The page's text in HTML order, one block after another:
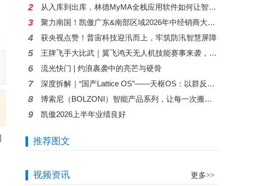
2 从入库到出库，林德MyMA全栈应用软件如何让智能工厂“自己运转起来”
3 聚力南国！凯傲广东&南部区域2026年中经销商大会燃动羊城
4 获央视点赞！普宙科技迎汛而上，牢筑防汛智慧屏障
5 王牌飞手大比武｜翼飞鸿天无人机技能赛事来袭，现金大奖等你来拿
6 流光快门 | 灼浪裹袭中的亮芒与硬骨
7 深度拆解｜“国产Lattice OS”——天枢OS：以群反群，构建中国自主低空反无人机蜂群作战体系
8 博索尼（BOLZONI）智能产品系列，让每一次搬运都更加智慧
9 凯傲2026上半年业绩良好
推荐图文
视频资讯 更多>>